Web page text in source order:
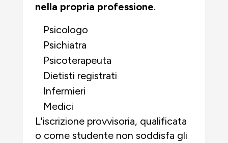
nella propria professione.
Psicologo
Psichiatra
Psicoterapeuta
Dietisti registrati
Infermieri
Medici
L'iscrizione provvisoria, qualificata
o come studente non soddisfa gli